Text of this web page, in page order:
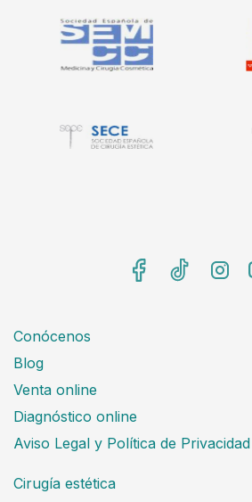
Conócenos
Blog
Venta online
Diagnóstico online
Aviso Legal y Política de Privacidad
Cirugía estética